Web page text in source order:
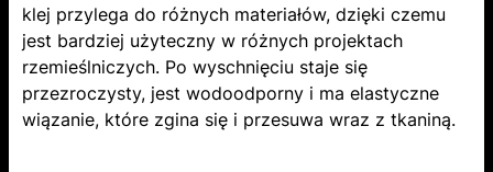
klej przylega do różnych materiałów, dzięki czemu
jest bardziej użyteczny w różnych projektach
rzemieślniczych. Po wyschnięciu staje się
przezroczysty, jest wodoodporny i ma elastyczne
wiązanie, które zgina się i przesuwa wraz z tkaniną.